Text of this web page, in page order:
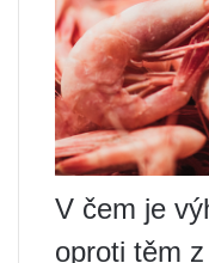
V čem je
oproti těm